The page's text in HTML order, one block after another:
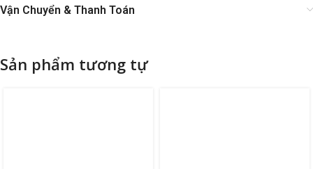
Vận Chuyển & Thanh Toán
Sản phẩm tương tự